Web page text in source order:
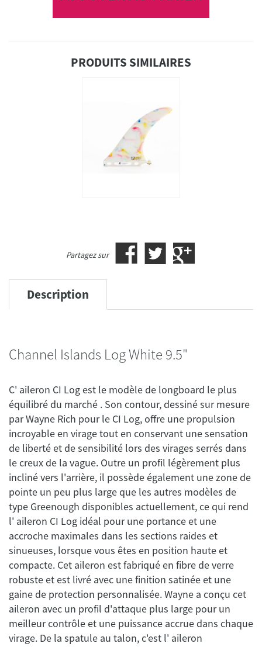
PRODUITS SIMILAIRES
Partagez sur
Description
Channel Islands Log White 9.5"
C' aileron CI Log est le modèle de longboard le plus
équilibré du marché . Son contour, dessiné sur mesure
par Wayne Rich pour le CI Log, offre une propulsion
incroyable en virage tout en conservant une sensation
de liberté et de sensibilité lors des virages serrés dans
le creux de la vague. Outre un profil légèrement plus
incliné vers l'arrière, il possède également une zone de
pointe un peu plus large que les autres modèles de
type Greenough disponibles actuellement, ce qui rend
l' aileron CI Log idéal pour une portance et une
accroche maximales dans les sections raides et
sinueuses, lorsque vous êtes en position haute et
compacte. Cet aileron est fabriqué en fibre de verre
robuste et est livré avec une finition satinée et une
gaine de protection personnalisée. Wayne a conçu cet
aileron avec un profil d'attaque plus large pour un
meilleur contrôle et une puissance accrue dans chaque
virage. De la spatule au talon, c'est l' aileron